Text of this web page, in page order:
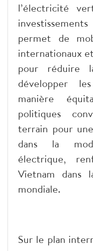
l’électricité
permet de
internationaux
pour réduire
développer
manière
politiques
terrain pour
dans la
électrique,
Vietnam dans
mondiale.
Sur le plan